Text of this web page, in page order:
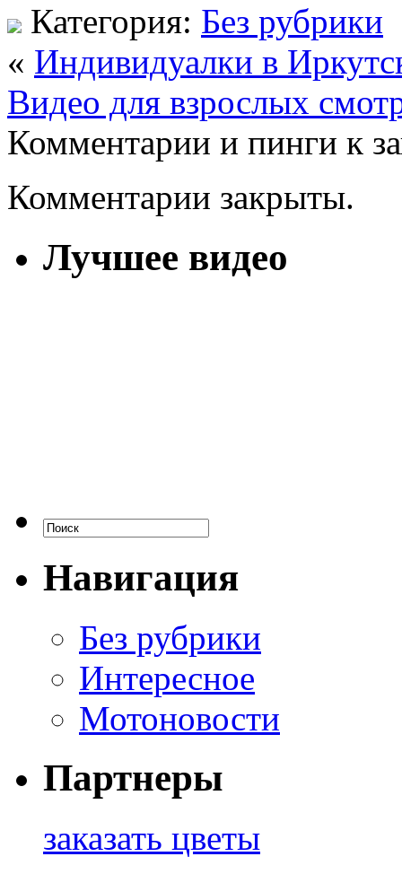
Категория: Без рубрики
« Индивидуалки в
Видео для взрослых
Комментарии и пинги к
Комментарии закрыты.
Лучшее видео
Навигация
Без рубрики
Интересное
Мотоновости
Партнеры
заказать цветы